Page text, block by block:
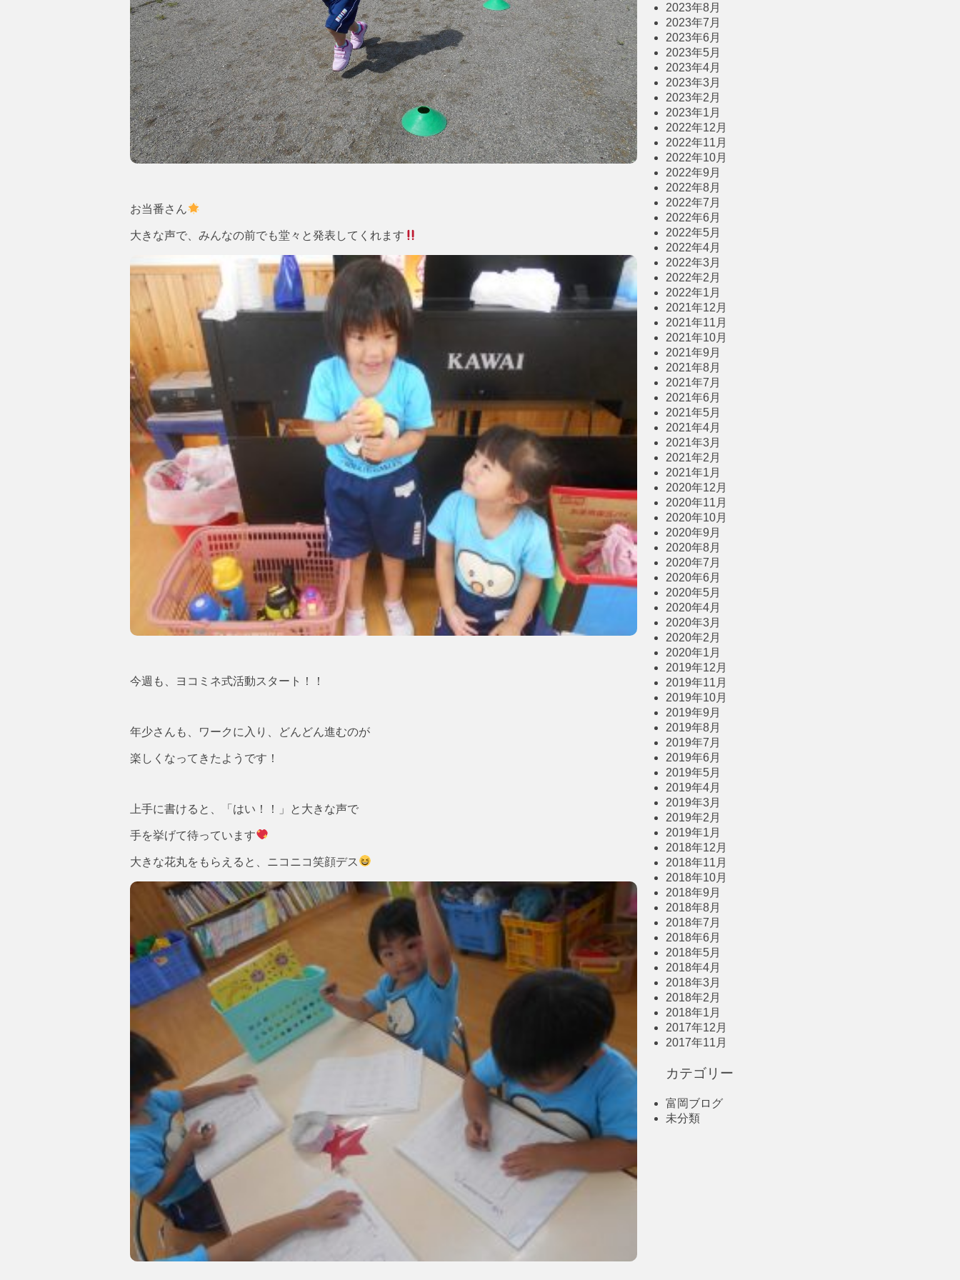
お当番さん
大きな声で、みんなの前でも堂々と発表してくれます
今週も、ヨコミネ式活動スタート！！
年少さんも、ワークに入り、どんどん進むのが
楽しくなってきたようです！
上手に書けると、「はい！！」と大きな声で
手を挙げて待っています
大きな花丸をもらえると、ニコニコ笑顔デス
2023年8月
2023年7月
2023年6月
2023年5月
2023年4月
2023年3月
2023年2月
2023年1月
2022年12月
2022年11月
2022年10月
2022年9月
2022年8月
2022年7月
2022年6月
2022年5月
2022年4月
2022年3月
2022年2月
2022年1月
2021年12月
2021年11月
2021年10月
2021年9月
2021年8月
2021年7月
2021年6月
2021年5月
2021年4月
2021年3月
2021年2月
2021年1月
2020年12月
2020年11月
2020年10月
2020年9月
2020年8月
2020年7月
2020年6月
2020年5月
2020年4月
2020年3月
2020年2月
2020年1月
2019年12月
2019年11月
2019年10月
2019年9月
2019年8月
2019年7月
2019年6月
2019年5月
2019年4月
2019年3月
2019年2月
2019年1月
2018年12月
2018年11月
2018年10月
2018年9月
2018年8月
2018年7月
2018年6月
2018年5月
2018年4月
2018年3月
2018年2月
2018年1月
2017年12月
2017年11月
カテゴリー
富岡ブログ
未分類